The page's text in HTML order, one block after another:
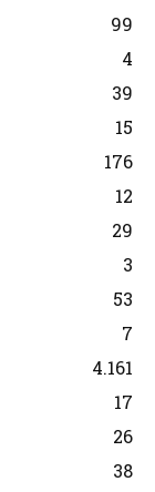
99
4
39
15
176
12
29
3
53
7
4.161
17
26
38